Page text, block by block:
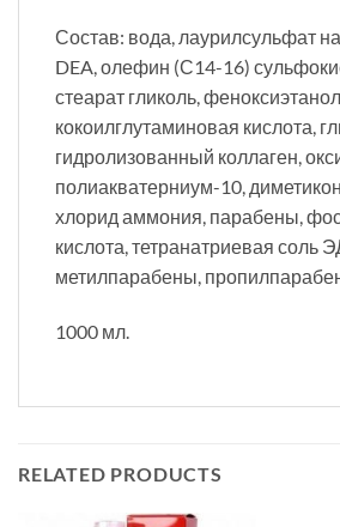
Состав: вода, лаурилсульфат
DEA, олефин (С14-16)
стеарат гликоль, феноксиэтанол,
кокоилглутаминовая кислота,
гидролизованный коллаген,
полиакватерниум-10,
хлорид аммония, парабены,
кислота, тетранатриевая соль
метилпарабены,
1000 мл.
RELATED PRODUCTS